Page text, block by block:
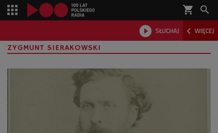
shopping_cart 
 SŁUCHAJ  WIĘCEJ

ZYGMUNT SIERAKOWSKI